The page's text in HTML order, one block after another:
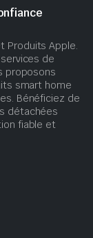
Produits Apple.
de
proposons
smart home
Bénéficiez de
détachées
fiable et